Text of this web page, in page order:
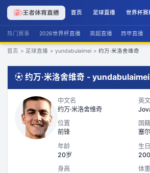
首页 足球直播 世界杯赛
热门赛事 2026世界杯直播 英超直播 西甲直播
首页 > 足球直播 > yundabulaimei > 约万·米洛舍维奇
⚽ 约万·米洛舍维奇 - yundabulaimei
中文名
约万·米洛舍维奇
英
位置
前锋
国籍
塞
年龄
20岁
生日
身高
体重